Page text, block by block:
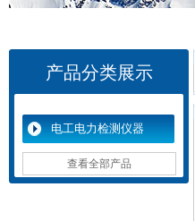
产品分类展示
电工电力检测仪器
查看全部产品